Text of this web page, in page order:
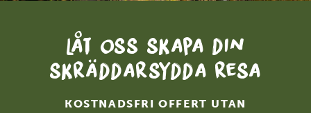
Låt oss skapa din
skräddarsydda resa
KOSTNADSFRI OFFERT UTAN